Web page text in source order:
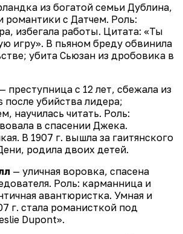
из богатой семьи Дублина,
романтики с Датчем. Роль:
избегала работы. Цитата: «Ты
игру». В пьяном бреду обвинила
убита Сьюзан из дробовика в
— преступница с 12 лет, сбежала из
после убийства лидера;
научилась читать. Роль:
в спасении Джека.
В 1907 г. вышла за гаитянского
родила двоих детей.
— уличная воровка, спасена
Роль: карманница и
авантюристка. Умная и
г. стала романисткой под
Dupont».